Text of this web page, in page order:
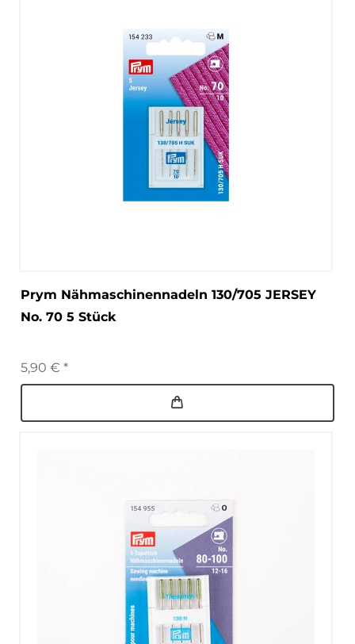
Prym Nähmaschinennadeln 130/705 JERSEY
No. 70 5 Stück
5,90 € *